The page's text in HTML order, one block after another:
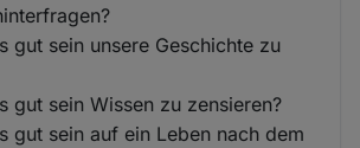
gut sein unsere Geschichte zu
gut sein Wissen zu zensieren?
gut sein auf ein Leben nach dem